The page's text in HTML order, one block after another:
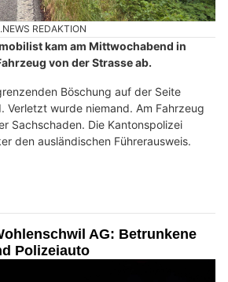
REDAKTION
kam am Mittwochabend in
von der Strasse ab.
Böschung auf der Seite
Verletzt wurde niemand. Am Fahrzeug
Sachschaden. Die Kantonspolizei
den ausländischen Führerausweis.
AG: Betrunkene
Polizeiauto